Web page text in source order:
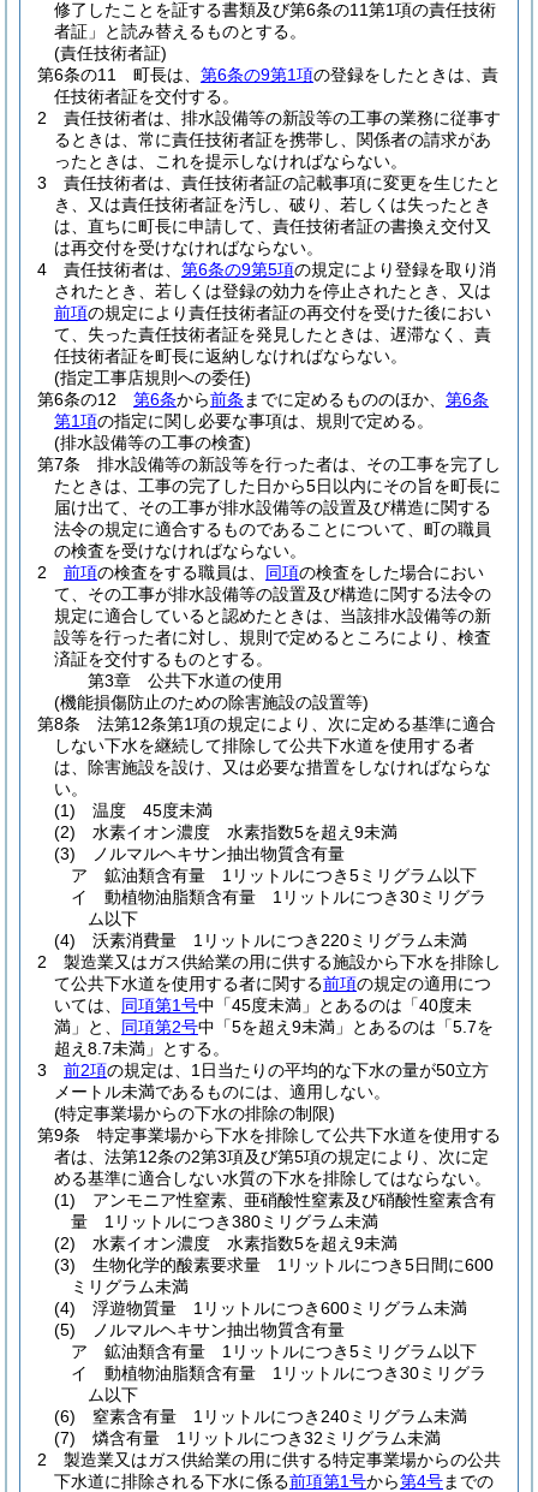
修了したことを証する書類及び第6条の11第1項の責任技術
者証」と読み替えるものとする。
(責任技術者証)
第6条の11
町長は、 第6条の9第1項の登録をしたときは、責
任技術者証を交付する。
2
責任技術者は、排水設備等の新設等の工事の業務に従事す
るときは、常に責任技術者証を携帯し、関係者の請求があ
ったときは、これを提示しなければならない。
3
責任技術者は、責任技術者証の記載事項に変更を生じたと
き、又は責任技術者証を汚し、破り、若しくは失ったとき
は、直ちに町長に申請して、責任技術者証の書換え交付又
は再交付を受けなければならない。
4
責任技術者は、 第6条の9第5項の規定により登録を取り消
されたとき、若しくは登録の効力を停止されたとき、又は
前項の規定により責任技術者証の再交付を受けた後におい
て、失った責任技術者証を発見したときは、遅滞なく、責
任技術者証を町長に返納しなければならない。
(指定工事店規則への委任)
第6条の12
第6条から前条 までに定めるもののほか、 第6条
第1項の指定に関し必要な事項は、規則で定める。
(排水設備等の工事の検査)
第7条
排水設備等の新設等を行った者は、その工事を完了し
たときは、工事の完了した日から5日以内にその旨を町長に
届け出て、その工事が排水設備等の設置及び構造に関する
法令の規定に適合するものであることについて、町の職員
の検査を受けなければならない。
2
前項の検査をする職員は、 同項の検査をした場合におい
て、その工事が排水設備等の設置及び構造に関する法令の
規定に適合していると認めたときは、当該排水設備等の新
設等を行った者に対し、規則で定めるところにより、検査
済証を交付するものとする。
第3章
公共下水道の使用
(機能損傷防止のための除害施設の設置等)
第8条
法第12条第1項の規定により、次に定める基準に適合
しない下水を継続して排除して公共下水道を使用する者
は、除害施設を設け、又は必要な措置をしなければならな
い。
(1)
温度 45度未満
(2)
水素イオン濃度 水素指数5を超え9未満
(3)
ノルマルヘキサン抽出物質含有量
ア
鉱油類含有量 1リットルにつき5ミリグラム以下
イ
動植物油脂類含有量 1リットルにつき30ミリグラ
ム以下
(4)
沃素消費量 1リットルにつき220ミリグラム未満
2
製造業又はガス供給業の用に供する施設から下水を排除し
て公共下水道を使用する者に関する前項の規定の適用につ
いては、 同項第1号中「45度未満」とあるのは「40度未
満」と、 同項第2号中「5を超え9未満」とあるのは「5.7を
超え8.7未満」とする。
3
前2項の規定は、1日当たりの平均的な下水の量が50立方
メートル未満であるものには、適用しない。
(特定事業場からの下水の排除の制限)
第9条
特定事業場から下水を排除して公共下水道を使用する
者は、法第12条の2第3項及び第5項の規定により、次に定
める基準に適合しない水質の下水を排除してはならない。
(1)
アンモニア性窒素、亜硝酸性窒素及び硝酸性窒素含有
量 1リットルにつき380ミリグラム未満
(2)
水素イオン濃度 水素指数5を超え9未満
(3)
生物化学的酸素要求量 1リットルにつき5日間に600
ミリグラム未満
(4)
浮遊物質量 1リットルにつき600ミリグラム未満
(5)
ノルマルヘキサン抽出物質含有量
ア
鉱油類含有量 1リットルにつき5ミリグラム以下
イ
動植物油脂類含有量 1リットルにつき30ミリグラ
ム以下
(6)
窒素含有量 1リットルにつき240ミリグラム未満
(7)
燐含有量 1リットルにつき32ミリグラム未満
2
製造業又はガス供給業の用に供する特定事業場からの公共
下水道に排除される下水に係る前項第1号から第4号までの